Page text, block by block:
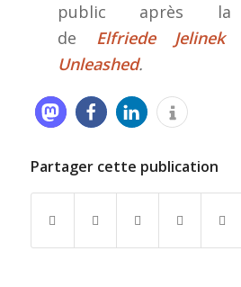
public après la
de Elfriede Jelinek
Unleashed.
Partager cette publication